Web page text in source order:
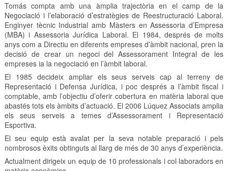
Tomás compta amb una àmplia trajectòria en el camp de la
Negociació i l’elaboració d’estratègies de Reestructuració Laboral.
Enginyer tècnic Industrial amb Màsters en Assessoria d’Empresa
(MBA) i Assessoria Jurídica Laboral. El 1984, després de molts
anys com a Directiu en diferents empreses d’àmbit nacional, pren la
decisió de crear un negoci del Assessorament Integral de les
empreses ia la negociació en l’àmbit laboral.
El 1985 decideix ampliar els seus serveis cap al terreny de
Representació i Defensa Jurídica, i poc després a l’àmbit fiscal i
comptable, amb l’objectiu d’oferir cobertura en matèria laboral que
abastés tots els àmbits d’actuació. El 2006 Lúquez Associats amplia
els seus serveis a temes d’Assessorament i Representació
Esportiva.
El seu equip està avalat per la seva notable preparació i pels
nombrosos èxits obtinguts al llarg de més de 30 anys d’experiència.
Actualment dirigeix ​​un equip de 10 professionals i col·laboradors en